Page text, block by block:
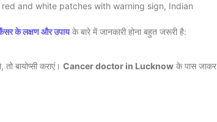
के लक्षण और उपाय के बारे में जानकारी होना बहुत जरूरी है:
बायोप्सी कराएं। Cancer doctor in Lucknow के पास जाकर